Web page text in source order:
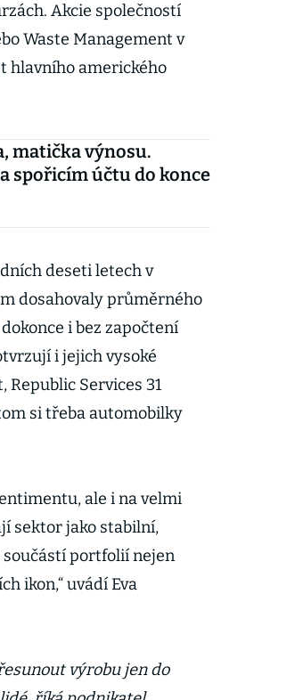
Akcie společností
Waste Management v
hlavního amerického
matička výnosu.
spořicím účtu do konce
deseti letech v
dosahovaly průměrného
i bez započtení
i jejich vysoké
Republic Services 31
si třeba automobilky
ale i na velmi
sektor jako stabilní,
portfolií nejen
ikon,“ uvádí Eva
výrobu jen do